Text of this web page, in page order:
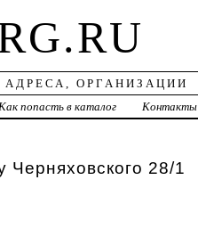
ОРГАНИЗАЦИИ
попасть в каталог Контакты
Черняховского 28/1